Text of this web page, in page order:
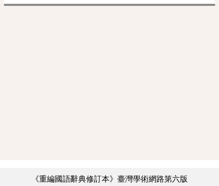
《重編國語辭典修訂本》臺灣學術網路第六版